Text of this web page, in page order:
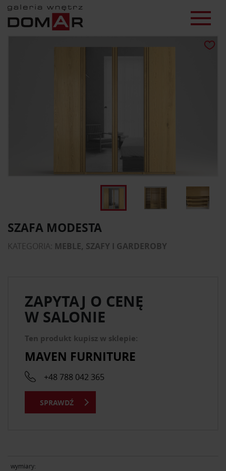
SZAFA MODESTA
KATEGORIA: MEBLE, SZAFY I GARDEROBY
wymiary:
ZAPYTAJ O CENĘ
W SALONIE
Ten produkt kupisz w sklepie:
MAVEN FURNITURE
+48 788 042 365
SPRAWDŹ